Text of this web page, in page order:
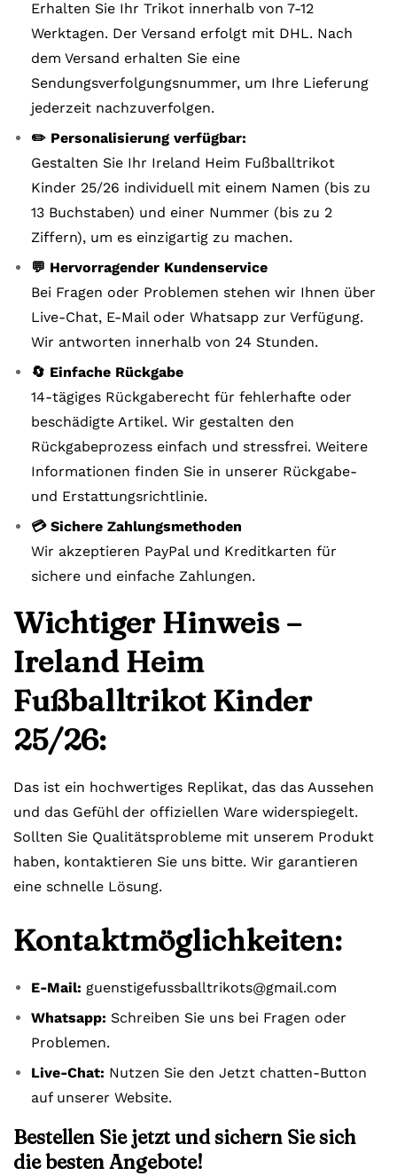
Erhalten Sie Ihr Trikot innerhalb von 7-12
Werktagen. Der Versand erfolgt mit DHL. Nach
dem Versand erhalten Sie eine
Sendungsverfolgungsnummer, um Ihre Lieferung
jederzeit nachzuverfolgen.
✏️ Personalisierung verfügbar:
Gestalten Sie Ihr Ireland Heim Fußballtrikot
Kinder 25/26 individuell mit einem Namen (bis zu
13 Buchstaben) und einer Nummer (bis zu 2
Ziffern), um es einzigartig zu machen.
💬 Hervorragender Kundenservice
Bei Fragen oder Problemen stehen wir Ihnen über
Live-Chat, E-Mail oder Whatsapp zur Verfügung.
Wir antworten innerhalb von 24 Stunden.
🔄 Einfache Rückgabe
14-tägiges Rückgaberecht für fehlerhafte oder
beschädigte Artikel. Wir gestalten den
Rückgabeprozess einfach und stressfrei. Weitere
Informationen finden Sie in unserer Rückgabe-
und Erstattungsrichtlinie.
💳 Sichere Zahlungsmethoden
Wir akzeptieren PayPal und Kreditkarten für
sichere und einfache Zahlungen.
Wichtiger Hinweis –
Ireland Heim
Fußballtrikot Kinder
25/26:
Das ist ein hochwertiges Replikat, das das Aussehen
und das Gefühl der offiziellen Ware widerspiegelt.
Sollten Sie Qualitätsprobleme mit unserem Produkt
haben, kontaktieren Sie uns bitte. Wir garantieren
eine schnelle Lösung.
Kontaktmöglichkeiten:
E-Mail: guenstigefussballtrikots@gmail.com
Whatsapp: Schreiben Sie uns bei Fragen oder
Problemen.
Live-Chat: Nutzen Sie den Jetzt chatten-Button
auf unserer Website.
Bestellen Sie jetzt und sichern Sie sich
die besten Angebote!